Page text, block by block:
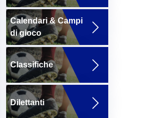
Calendari & Campi
di gioco
Classifiche
Dilettanti